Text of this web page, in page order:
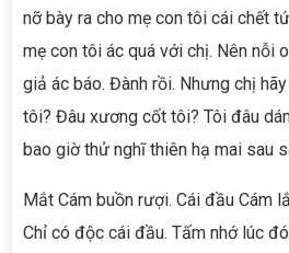
nỡ bày ra cho mẹ con tôi cái chết
mẹ con tôi ác quá với chị. Nên nỗi
giả ác báo. Đành rồi. Nhưng chị
tôi? Đâu xương cốt tôi? Tôi đâu
bao giờ thử nghĩ thiên hạ mai sau
Mắt Cám buồn rượi. Cái đầu Cám
Chỉ có độc cái đầu. Tấm nhớ lúc